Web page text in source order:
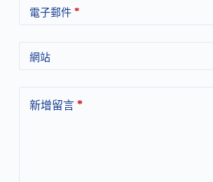
電子郵件*
網站
新增留言*